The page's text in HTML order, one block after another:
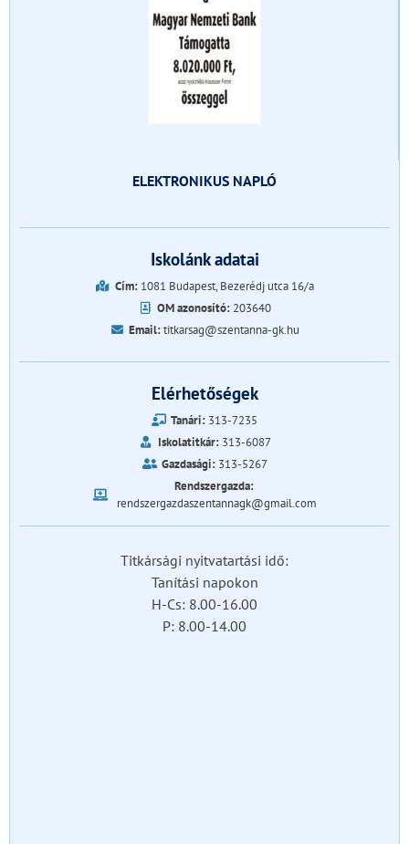
ELEKTRONIKUS NAPLÓ
Iskolánk adatai
Cím:1081 Budapest, Bezerédj utca 16/a
OM azonosító: 203640
Email:titkarsag@szentanna-gk.hu
Elérhetőségek
Tanári: 313-7235
Iskolatitkár:313-6087
Gazdasági:313-5267
Rendszergazda:
rendszergazdaszentannagk@gmail.com
Titkársági nyitvatartási idő:
Tanítási napokon
H-Cs: 8.00-16.00
P: 8.00-14.00